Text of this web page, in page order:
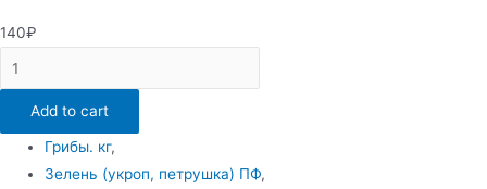
140₽
Конверт
с
мясом
quantity
Add to cart
Грибы. кг,
Зелень (укроп, петрушка) ПФ,